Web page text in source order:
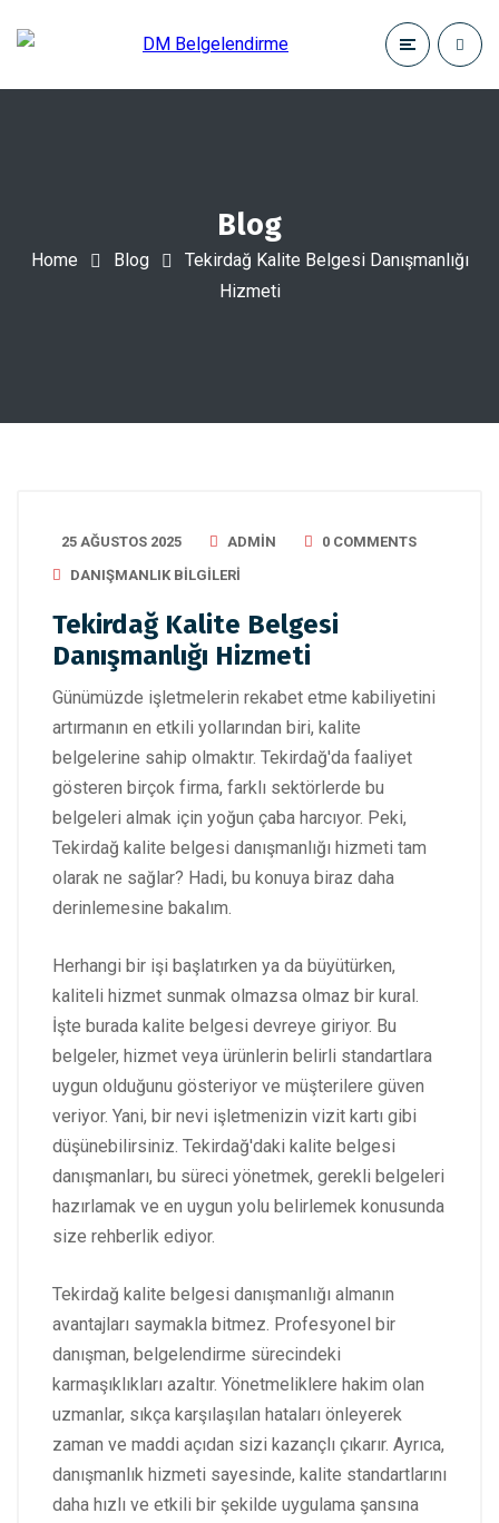
Blog
Home Blog
Tekirdağ Kalite Belgesi Danışmanlığı
Hizmeti
25 AĞUSTOS 2025 ADMIN
0 COMMENTS
DANIŞMANLIK BILGILERI
Tekirdağ Kalite Belgesi
Danışmanlığı Hizmeti
Günümüzde işletmelerin rekabet etme kabiliyetini
artırmanın en etkili yollarından biri, kalite
belgelerine sahip olmaktır. Tekirdağ'da faaliyet
gösteren birçok firma, farklı sektörlerde bu
belgeleri almak için yoğun çaba harcıyor. Peki,
Tekirdağ kalite belgesi danışmanlığı hizmeti tam
olarak ne sağlar? Hadi, bu konuya biraz daha
derinlemesine bakalım.
Herhangi bir işi başlatırken ya da büyütürken,
kaliteli hizmet sunmak olmazsa olmaz bir kural.
İşte burada kalite belgesi devreye giriyor. Bu
belgeler, hizmet veya ürünlerin belirli standartlara
uygun olduğunu gösteriyor ve müşterilere güven
veriyor. Yani, bir nevi işletmenizin vizit kartı gibi
düşünebilirsiniz. Tekirdağ'daki kalite belgesi
danışmanları, bu süreci yönetmek, gerekli belgeleri
hazırlamak ve en uygun yolu belirlemek konusunda
size rehberlik ediyor.
Tekirdağ kalite belgesi danışmanlığı almanın
avantajları saymakla bitmez. Profesyonel bir
danışman, belgelendirme sürecindeki
karmaşıklıkları azaltır. Yönetmeliklere hakim olan
uzmanlar, sıkça karşılaşılan hataları önleyerek
zaman ve maddi açıdan sizi kazançlı çıkarır. Ayrıca,
danışmanlık hizmeti sayesinde, kalite standartlarını
daha hızlı ve etkili bir şekilde uygulama şansına